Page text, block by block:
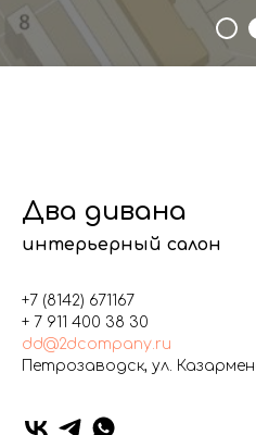
Два дивана
интерьерный салон
+7 (8142) 671167
+ 7 911 400 38 30
dd@2dcompany.ru
Петрозаводск, ул.